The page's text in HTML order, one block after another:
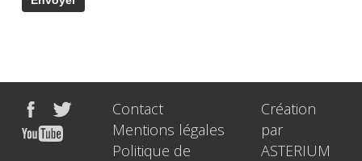
Contact
Mentions légales
Politique de
Création
par
ASTERIUM